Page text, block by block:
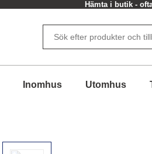
30
Inomhus Utomhus